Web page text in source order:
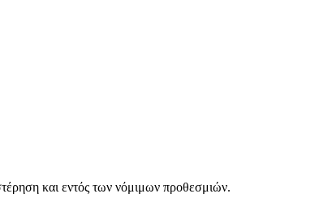
και εντός των νόμιμων προθεσμιών.